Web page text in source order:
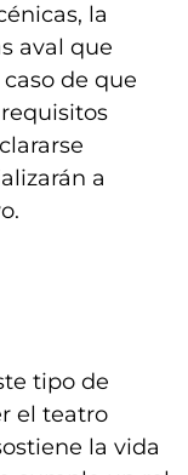
la
aval que
de que
a
tipo de
el teatro
la vida